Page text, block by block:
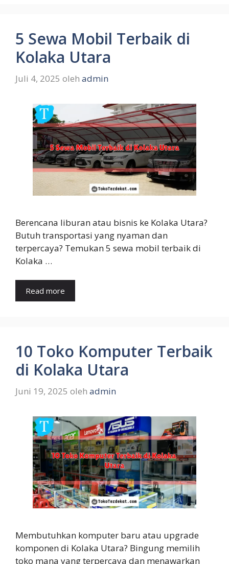
5 Sewa Mobil Terbaik di
Kolaka Utara
Juli 4, 2025 oleh admin
Berencana liburan atau bisnis ke Kolaka Utara?
Butuh transportasi yang nyaman dan
terpercaya? Temukan 5 sewa mobil terbaik di
Kolaka …
Read more
10 Toko Komputer Terbaik
di Kolaka Utara
Juni 19, 2025 oleh admin
Membutuhkan komputer baru atau upgrade
komponen di Kolaka Utara? Bingung memilih
toko mana yang terpercaya dan menawarkan